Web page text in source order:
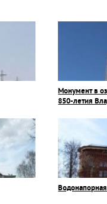
Монумент в
850-летия